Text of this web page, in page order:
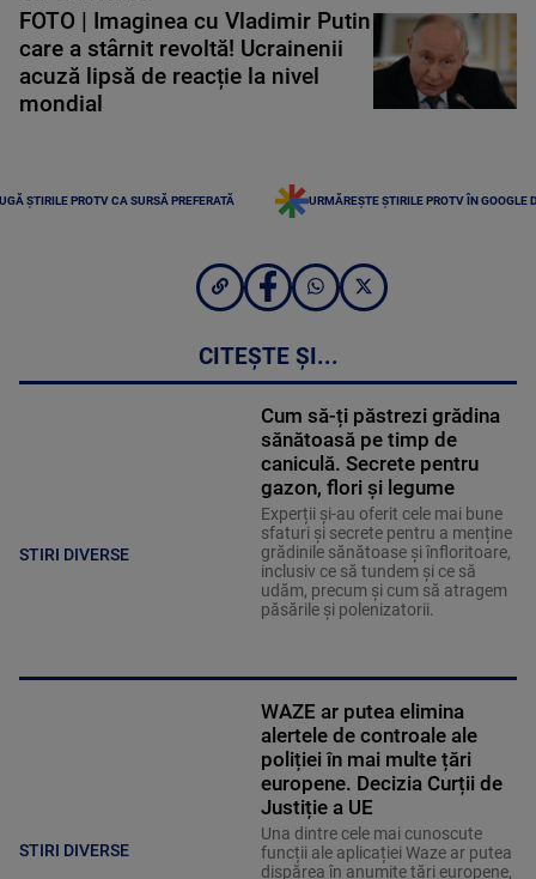
FOTO | Imaginea cu Vladimir Putin
care a stârnit revoltă! Ucrainenii
acuză lipsă de reacție la nivel
mondial
ȘTIRILE PROTV CA SURSĂ PREFERATĂ URMĂREȘTE ȘTIRILE PROTV ÎN GOOGLE
CITEȘTE ȘI...
STIRI DIVERSE
Cum să-ți păstrezi grădina
sănătoasă pe timp de
caniculă. Secrete pentru
gazon, flori și legume
Experții și-au oferit cele mai bune
sfaturi și secrete pentru a menține
grădinile sănătoase și înfloritoare,
inclusiv ce să tundem și ce să
udăm, precum și cum să atragem
păsările și polenizatorii.
STIRI DIVERSE
WAZE ar putea elimina
alertele de controale ale
poliției în mai multe țări
europene. Decizia Curții de
Justiție a UE
Una dintre cele mai cunoscute
funcții ale aplicației Waze ar putea
dispărea în anumite țări europene,